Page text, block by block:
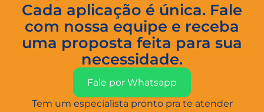
Cada aplicação é única. Fale
com nossa equipe e receba
uma proposta feita para sua
necessidade.
Fale por Whatsapp
Tem um especialista pronto pra te atender